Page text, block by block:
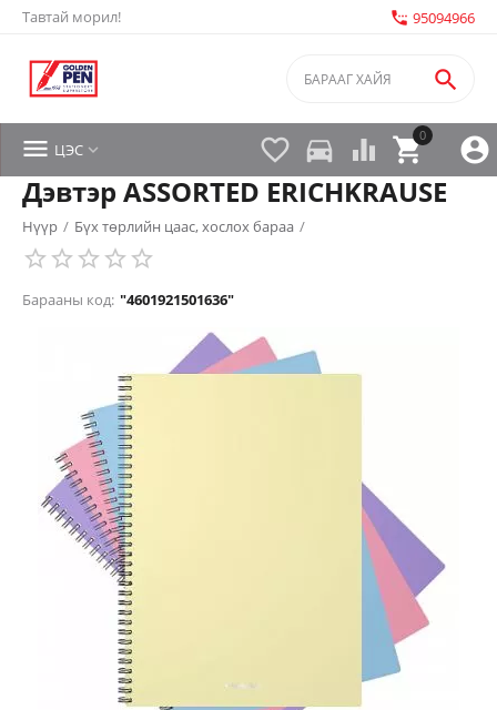
Тавтай морил! settings_phone 95094966


0

 directions_car 
 ЦЭС 
Дэвтэр ASSORTED ERICHKRAUSE
Нүүр / Бүх төрлийн цаас, хослох бараа /
Барааны код: "4601921501636"